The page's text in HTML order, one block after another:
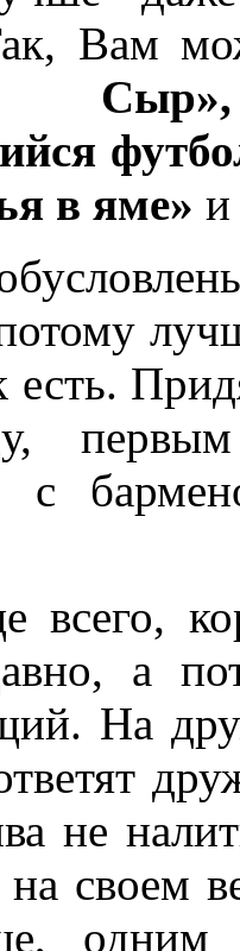
Вам
в яме» и
есть.
с
всего,
а
На
не
своем